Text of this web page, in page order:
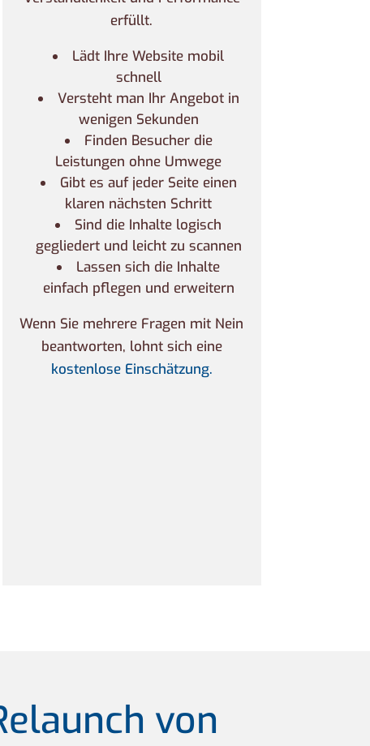
erfüllt.
Lädt Ihre Website mobil
schnell
Versteht man Ihr Angebot in
wenigen Sekunden
Finden Besucher die
Leistungen ohne Umwege
Gibt es auf jeder Seite einen
klaren nächsten Schritt
Sind die Inhalte logisch
gegliedert und leicht zu scannen
Lassen sich die Inhalte
einfach pflegen und erweitern
Wenn Sie mehrere Fragen mit Nein
beantworten, lohnt sich eine
kostenlose Einschätzung.
von